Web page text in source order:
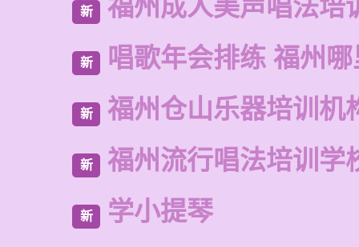
新 福州成人美声唱法培
新 唱歌年会排练 福州
新 福州仓山乐器培训机
新 福州流行唱法培训学
新 学小提琴